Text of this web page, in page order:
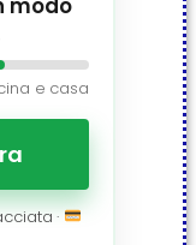
e casa
·